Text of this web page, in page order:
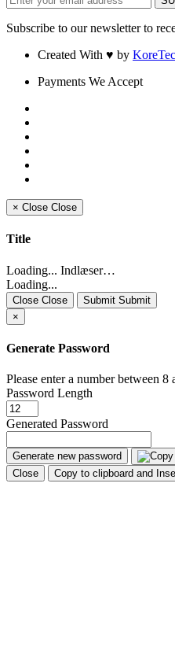
Subscribe to our newsletter to
Created With ♥ by
Payments We Accept
× Close Close
Title
Loading... Indlæser…
Loading...
Close Close
Submit Submit
×
Generate Password
Please enter a number between
Password Length
Generated Password
Generate new password
Close
Copy to clipboard and